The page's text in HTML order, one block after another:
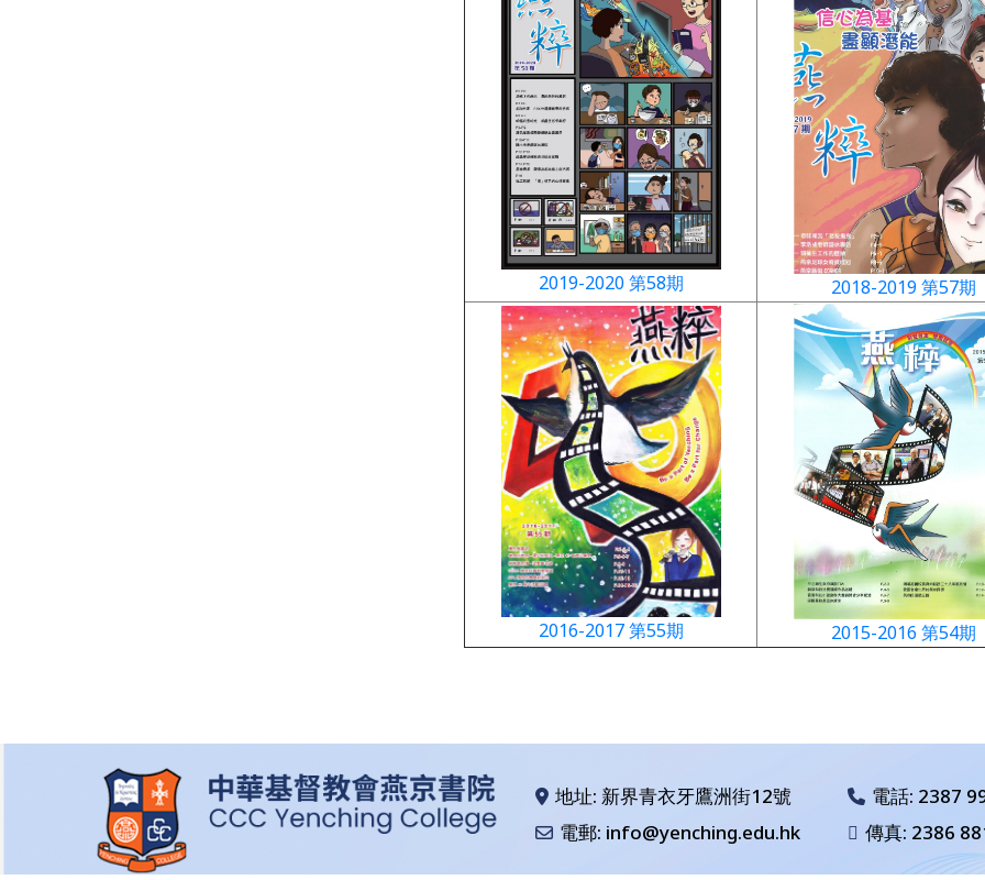
2019-2020 第58期 2018-2019 第57期
2016-2017 第55期 2015-2016 第54期
地址: 新界青衣牙鷹洲街12號
電郵: info@yenching.edu.hk
電話: 2387
傳真: 2386